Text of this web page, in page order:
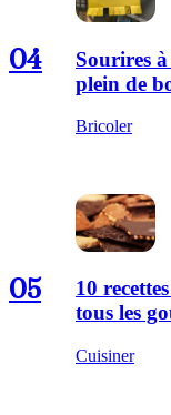
04
Sourires
plein de
Bricoler
05
10
tous les
Cuisiner